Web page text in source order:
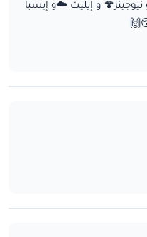
و إيليت ☁️و إيسبا